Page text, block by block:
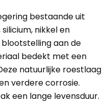
bestaande uit
nikkel en
aan de
bedekt met een
natuurlijke roestlaag
verdere corrosie.
een lange levensduur.